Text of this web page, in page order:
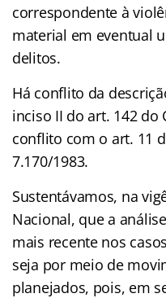
correspondente à
material em eventual
delitos.
Há conflito da
inciso II do art. 142 do
conflito com o art. 11
7.170/1983.
Sustentávamos, na
Nacional, que a
mais recente nos
seja por meio de
planejados, pois, em